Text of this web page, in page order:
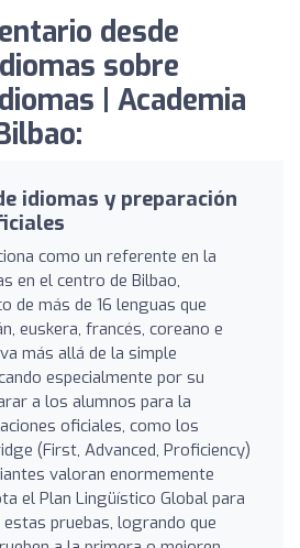
desde
sobre
| Academia
idiomas y preparación
como un referente en la
en el centro de Bilbao,
de más de 16 lenguas que
euskera, francés, coreano e
más allá de la simple
especialmente por su
a los alumnos para la
oficiales, como los
(First, Advanced, Proficiency)
valoran enormemente
el Plan Lingüístico Global para
pruebas, logrando que